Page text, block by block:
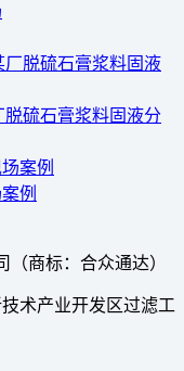
脱硫石膏浆料固液分
例
商标：合众通达）
术产业开发区过滤工